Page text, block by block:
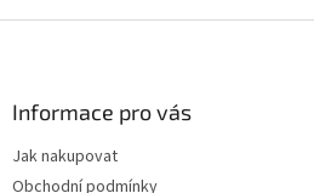
Informace pro vás
Jak nakupovat
Obchodní podmínky